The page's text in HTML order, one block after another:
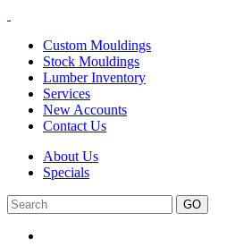
Custom Mouldings
Stock Mouldings
Lumber Inventory
Services
New Accounts
Contact Us
About Us
Specials
Search